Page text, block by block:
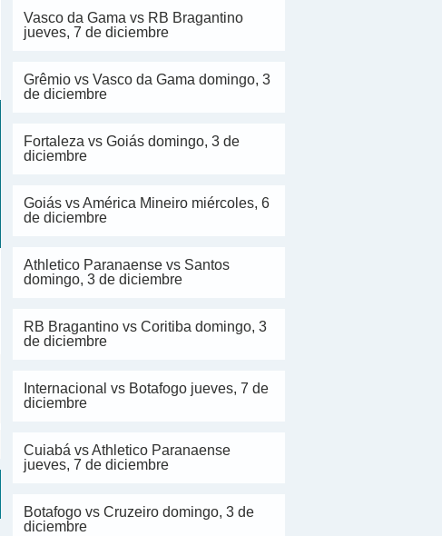
Vasco da Gama vs RB Bragantino
jueves, 7 de diciembre
Grêmio vs Vasco da Gama domingo, 3
de diciembre
Fortaleza vs Goiás domingo, 3 de
diciembre
Goiás vs América Mineiro miércoles, 6
de diciembre
Athletico Paranaense vs Santos
domingo, 3 de diciembre
RB Bragantino vs Coritiba domingo, 3
de diciembre
Internacional vs Botafogo jueves, 7 de
diciembre
Cuiabá vs Athletico Paranaense
jueves, 7 de diciembre
Botafogo vs Cruzeiro domingo, 3 de
diciembre